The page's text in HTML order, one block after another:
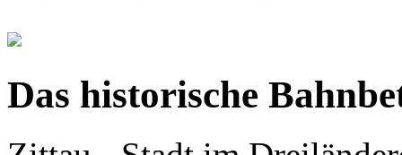
Das historische